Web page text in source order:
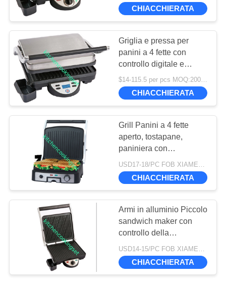
insiemi del
padellame della
melammina
12
Griglia elettrica della
famiglia
20
Griglia per panini
per la casa
CHIACCHIERATA
Griglia e pressa per
panini a 4 fette con
controllo digitale e
piastra in pressofusione
di alluminio
$14-115.5 per pcs MOQ:2000 pezzi
CHIACCHIERATA
Grill Panini a 4 fette
aperto, tostapane,
paniniera con
alloggiamento SS
CHIACCHIERATA
Armi in alluminio Piccolo
sandwich maker con
controllo della
temperatura regolabile
CHIACCHIERATA